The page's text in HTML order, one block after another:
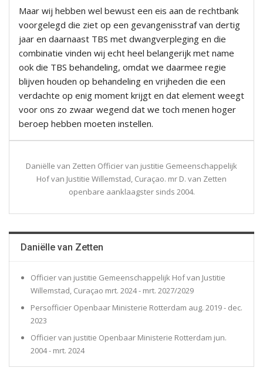
Maar wij hebben wel bewust een eis aan de rechtbank
voorgelegd die ziet op een gevangenisstraf van dertig
jaar en daarnaast TBS met dwangverpleging en die
combinatie vinden wij echt heel belangerijk met name
ook die TBS behandeling, omdat we daarmee regie
blijven houden op behandeling en vrijheden die een
verdachte op enig moment krijgt en dat element weegt
voor ons zo zwaar wegend dat we toch menen hoger
beroep hebben moeten instellen.
Daniëlle van Zetten Officier van justitie Gemeenschappelijk
Hof van Justitie Willemstad, Curaçao. mr D. van Zetten
openbare aanklaagster sinds 2004.
Daniëlle van Zetten
Officier van justitie Gemeenschappelijk Hof van Justitie
Willemstad, Curaçao mrt. 2024 - mrt. 2027/2029
Persofficier Openbaar Ministerie Rotterdam aug. 2019 - dec.
2023
Officier van justitie Openbaar Ministerie Rotterdam jun.
2004 - mrt. 2024